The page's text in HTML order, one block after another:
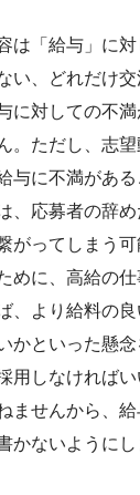
は「給与」に
い、どれだけ交
に対しての不
。ただし、志望
与に不満があ
、応募者の辞
がってしまう
めに、高給の
、より給料の
かといった懸念
用しなければ
ませんから、
かないようにし